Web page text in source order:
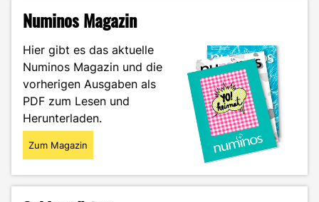
Was
mit
Marketing
zu
tun
hat"
Numinos Magazin
Hier gibt es das aktuelle
Numinos Magazin und die
vorherigen Ausgaben als
PDF zum Lesen und
Herunterladen.
Zum Magazin